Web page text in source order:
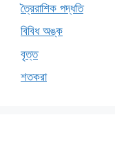
ত্রৈরাশিক পদ্ধতি
বিবিধ অঙ্ক
বৃত্ত
শতকরা